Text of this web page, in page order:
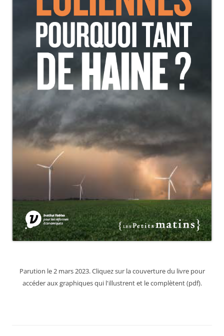
Parution le 2 mars 2023. Cliquez sur la couverture du livre pour
accéder aux graphiques qui l'illustrent et le complètent (pdf).